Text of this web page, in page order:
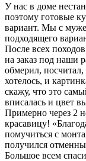
У нас в доме
поэтому готовые
вариант. Мы с
подходящего
После всех
на заказ под наши
обмерил,
хотелось, и
скажу, что это
вписалась и цвет
Примерно через 2
красавицу!
помучиться с
получился
Большое всем